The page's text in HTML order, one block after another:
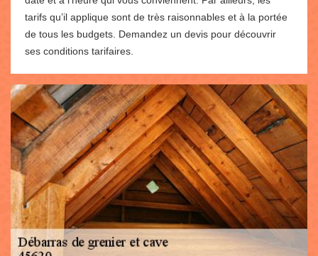
tarifs qu’il applique sont de très raisonnables et à la portée
de tous les budgets. Demandez un devis pour découvrir
ses conditions tarifaires.